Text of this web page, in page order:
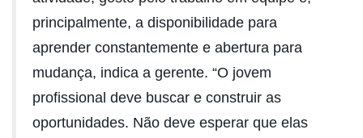
principalmente, a disponibilidade para
aprender constantemente e abertura para
mudança, indica a gerente. “O jovem
profissional deve buscar e construir as
oportunidades. Não deve esperar que elas